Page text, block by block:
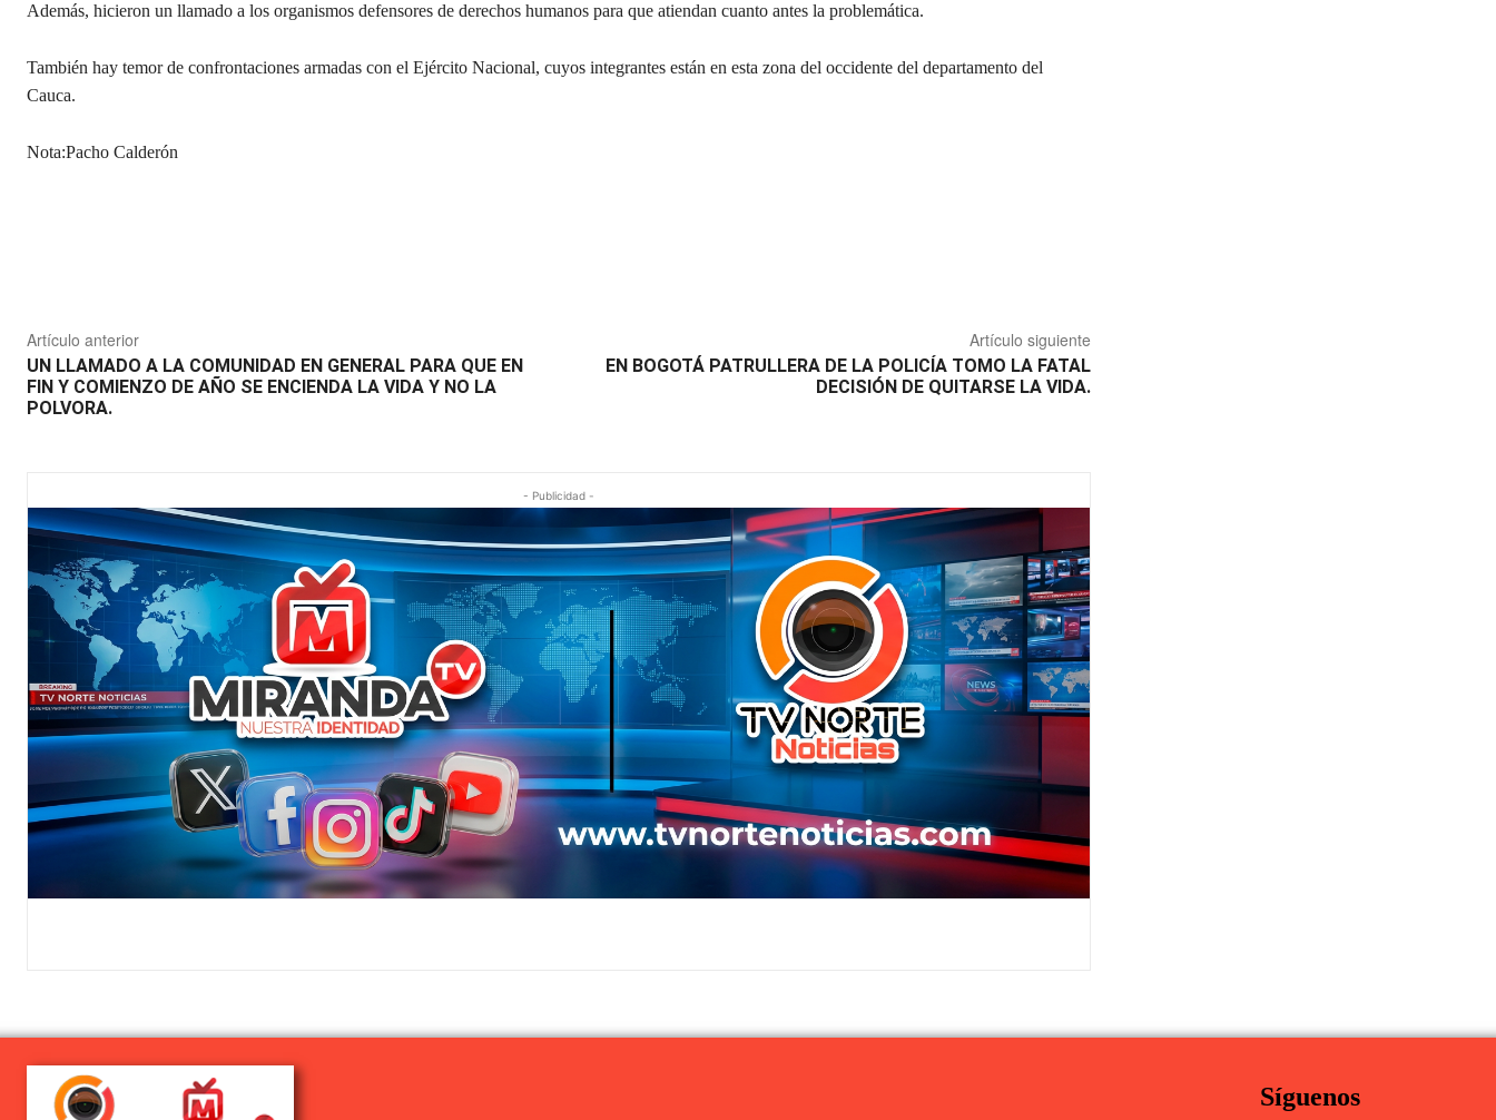
Además, hicieron un llamado a los organismos defensores de derechos humanos para que atiendan cuanto antes la problemática.
También hay temor de confrontaciones armadas con el Ejército Nacional, cuyos integrantes están en esta zona del occidente del departamento del
Cauca.
Nota:Pacho Calderón
Artículo anterior
UN LLAMADO A LA COMUNIDAD EN GENERAL PARA QUE EN
FIN Y COMIENZO DE AÑO SE ENCIENDA LA VIDA Y NO LA
POLVORA.
Artículo siguiente
EN BOGOTÁ PATRULLERA DE LA POLICÍA TOMO LA FATAL
DECISIÓN DE QUITARSE LA VIDA.
- Publicidad -
Síguenos